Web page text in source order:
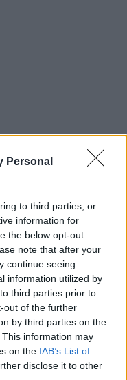
Personal
to third parties, or
information for
the below opt-out
note that after your
continue seeing
information utilized by
third parties prior to
out of the further
by third parties on the
This information may
on the IAB’s List of
disclose it to other
, erisa dwts